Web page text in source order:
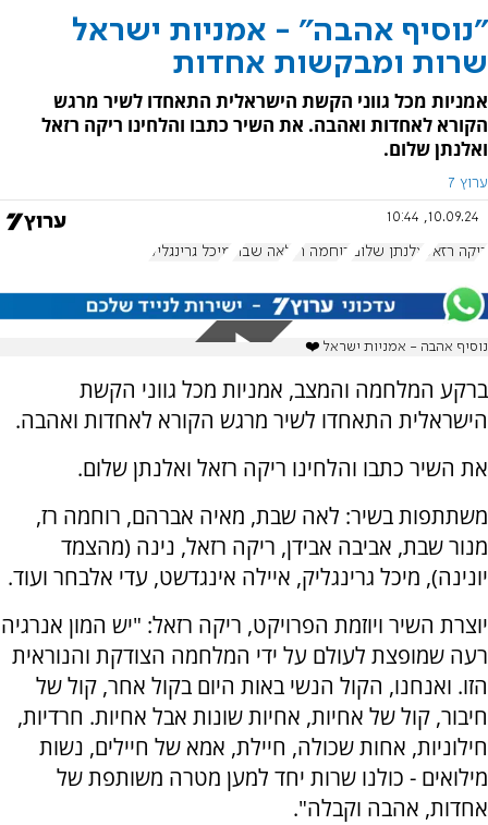
"נוסיף אהבה" - אמניות ישראל
שרות ומבקשות אחדות
אמניות מכל גווני הקשת הישראלית התאחדו לשיר מרגש
הקורא לאחדות ואהבה. את השיר כתבו והלחינו ריקה רזאל
ואלנתן שלום.
ערוץ 7
10.09.24, 10:44
ריקה רזאל אלנתן שלום רוחמה רז לאה שבת מיכל גרינגליק
נוסיף אהבה - אמניות ישראל ❤️
ברקע המלחמה והמצב, אמניות מכל גווני הקשת
הישראלית התאחדו לשיר מרגש הקורא לאחדות ואהבה.
את השיר כתבו והלחינו ריקה רזאל ואלנתן שלום.
משתתפות בשיר: לאה שבת, מאיה אברהם, רוחמה רז,
מנור שבת, אביבה אבידן, ריקה רזאל, נינה (מהצמד
יונינה), מיכל גרינגליק, איילה אינגדשט, עדי אלבחר ועוד.
יוצרת השיר ויוזמת הפרויקט, ריקה רזאל: "יש המון אנרגיה
רעה שמופצת לעולם על ידי המלחמה הצודקת והנוראית
הזו. ואנחנו, הקול הנשי באות היום בקול אחר, קול של
חיבור, קול של אחיות, אחיות שונות אבל אחיות. חרדיות,
חילוניות, אחות שכולה, חיילת, אמא של חיילים, נשות
מילואים - כולנו שרות יחד למען מטרה משותפת של
אחדות, אהבה וקבלה".